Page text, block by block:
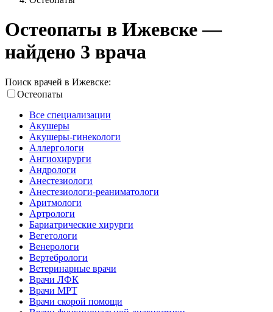
Остеопаты в Ижевске —
найдено 3 врача
Поиск врачей в Ижевске:
Остеопаты
Все специализации
Акушеры
Акушеры-гинекологи
Аллергологи
Ангиохирурги
Андрологи
Анестезиологи
Анестезиологи-реаниматологи
Аритмологи
Артрологи
Бариатрические хирурги
Вегетологи
Венерологи
Вертебрологи
Ветеринарные врачи
Врачи ЛФК
Врачи МРТ
Врачи скорой помощи